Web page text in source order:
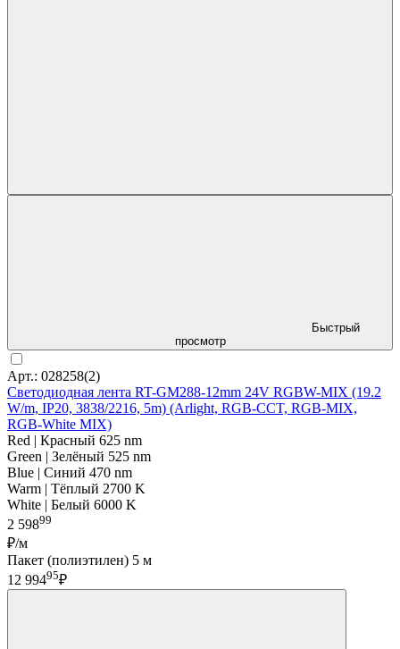
Быстрый
просмотр
Арт.: 028258(2)
Светодиодная лента RT-GM288-12mm 24V RGBW-MIX (19.2
W/m, IP20, 3838/2216, 5m) (Arlight, RGB-CCT, RGB-MIX,
RGB-White MIX)
Red | Красный 625 nm
Green | Зелёный 525 nm
Blue | Синий 470 nm
Warm | Тёплый 2700 K
White | Белый 6000 K
2 59899
₽/м
Пакет (полиэтилен) 5 м
12 99495₽